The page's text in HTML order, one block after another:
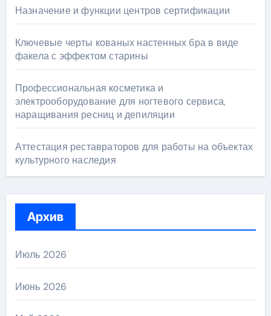
Назначение и функции центров сертификации
Ключевые черты кованых настенных бра в виде
факела с эффектом старины
Профессиональная косметика и
электрооборудование для ногтевого сервиса,
наращивания ресниц и депиляции
Аттестация реставраторов для работы на объектах
культурного наследия
Архив
Июль 2026
Июнь 2026